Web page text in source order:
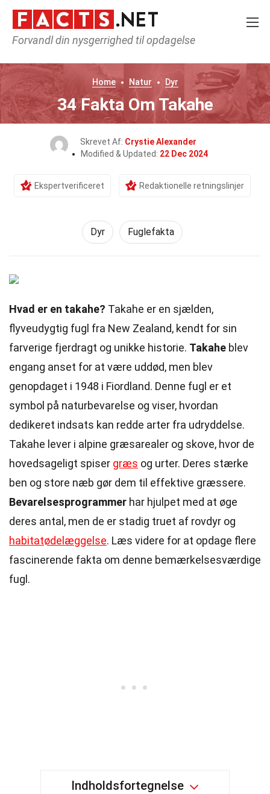
Forvandl din nysgerrighed til opdagelse
Home Natur Dyr
34 Fakta Om Takahe
Skrevet Af: Crystie Alexander
Modified & Updated: 22 Dec 2024
Ekspertverificeret Redaktionelle retningslinjer
Dyr Fuglefakta
Hvad er en takahe? Takahe er en sjælden,
flyveudygtig fugl fra New Zealand, kendt for sin
farverige fjerdragt og unikke historie. Takahe blev
engang anset for at være uddød, men blev
genopdaget i 1948 i Fiordland. Denne fugl er et
symbol på naturbevarelse og viser, hvordan
dedikeret indsats kan redde arter fra udryddelse.
Takahe lever i alpine græsarealer og skove, hvor de
hovedsageligt spiser græs og urter. Deres stærke
ben og store næb gør dem til effektive græssere.
Bevarelsesprogrammer har hjulpet med at øge
deres antal, men de er stadig truet af rovdyr og
habitatødelæggelse. Læs videre for at opdage flere
fascinerende fakta om denne bemærkelsesværdige
fugl.
Indholdsfortegnelse